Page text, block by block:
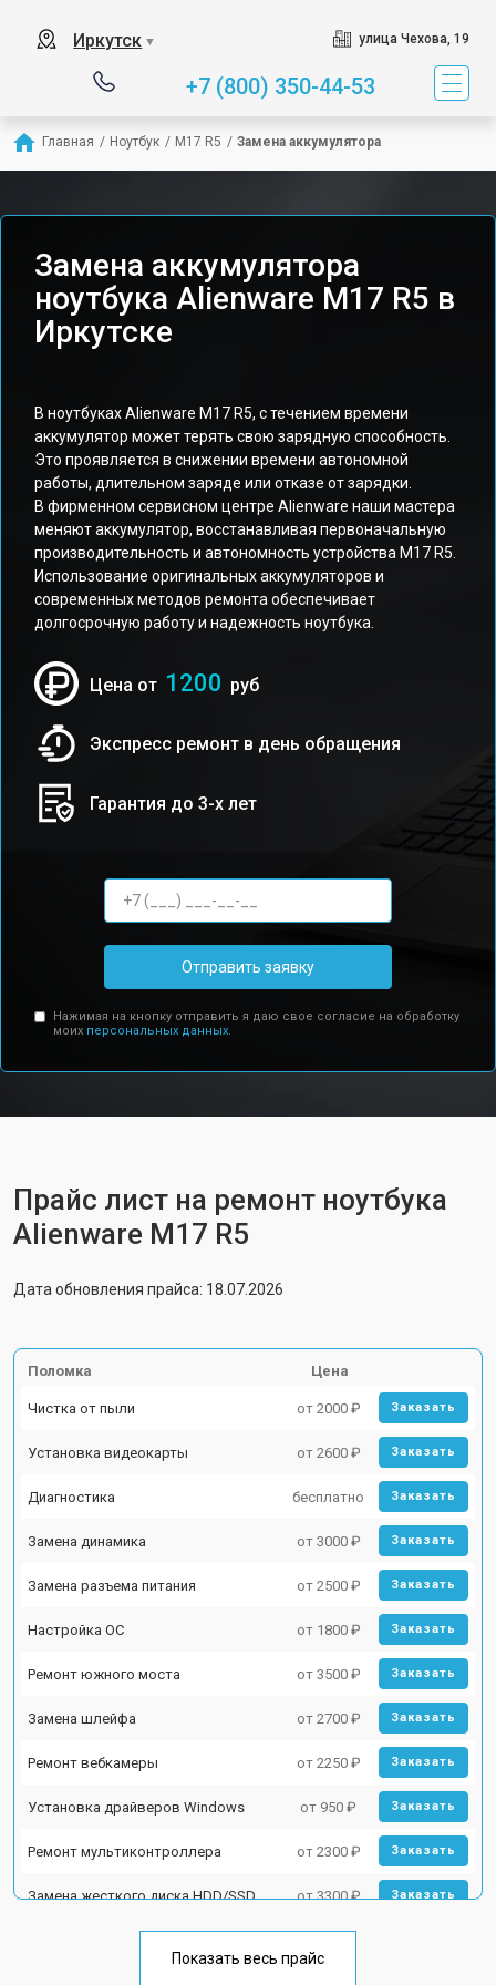
Иркутск ▼ улица Чехова, 19
+7 (800) 350-44-53
Главная / Ноутбук / M17 R5 / Замена аккумулятора
Замена аккумулятора
ноутбука Alienware M17 R5 в
Иркутске
В ноутбуках Alienware M17 R5, с течением времени
аккумулятор может терять свою зарядную способность.
Это проявляется в снижении времени автономной
работы, длительном заряде или отказе от зарядки.
В фирменном сервисном центре Alienware наши мастера
меняют аккумулятор, восстанавливая первоначальную
производительность и автономность устройства M17 R5.
Использование оригинальных аккумуляторов и
современных методов ремонта обеспечивает
долгосрочную работу и надежность ноутбука.
Цена от 1200 руб
Экспресс ремонт в день обращения
Гарантия до 3-х лет
Отправить заявку
Нажимая на кнопку отправить я даю свое согласие на обработку
моих персональных данных.
Прайс лист на ремонт ноутбука
Alienware M17 R5
Дата обновления прайса: 18.07.2026
Поломка Цена
Чистка от пыли от 2000 ₽ Заказать
Установка видеокарты от 2600 ₽ Заказать
Диагностика бесплатно Заказать
Замена динамика от 3000 ₽ Заказать
Замена разъема питания от 2500 ₽ Заказать
Настройка ОС от 1800 ₽ Заказать
Ремонт южного моста от 3500 ₽ Заказать
Замена шлейфа от 2700 ₽ Заказать
Ремонт вебкамеры от 2250 ₽ Заказать
Установка драйверов Windows от 950 ₽ Заказать
Ремонт мультиконтроллера от 2300 ₽ Заказать
Замена жесткого диска HDD/SSD от 3300 ₽ Заказать
Показать весь прайс